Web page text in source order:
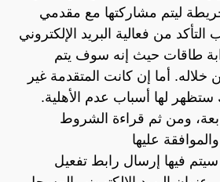
ليتم مشاركتها مع مقدمي
من فعالية البريد الإلكتروني
طاقات حيث إنه سوف يتم
خلاله. أما إن كانت المتقدمة غير
ستظهر لها أسباب عدم الأهلية.
ومن ثم قراءة الشروط
عليها
سيتم فيها إرسال رابط تفعيل